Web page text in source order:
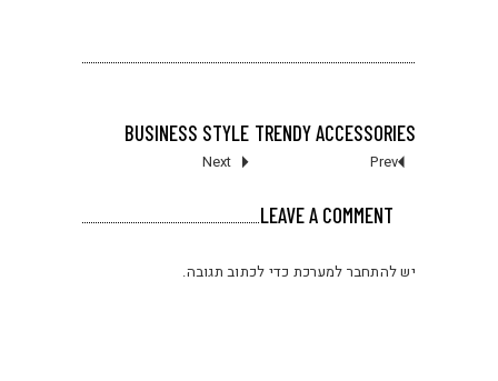
TRENDY ACCESSORIES
Prev
BUSINESS STYLE
Next
LEAVE A COMMENT
ישלהתחבר למערכת כדי לכתוב תגובה.